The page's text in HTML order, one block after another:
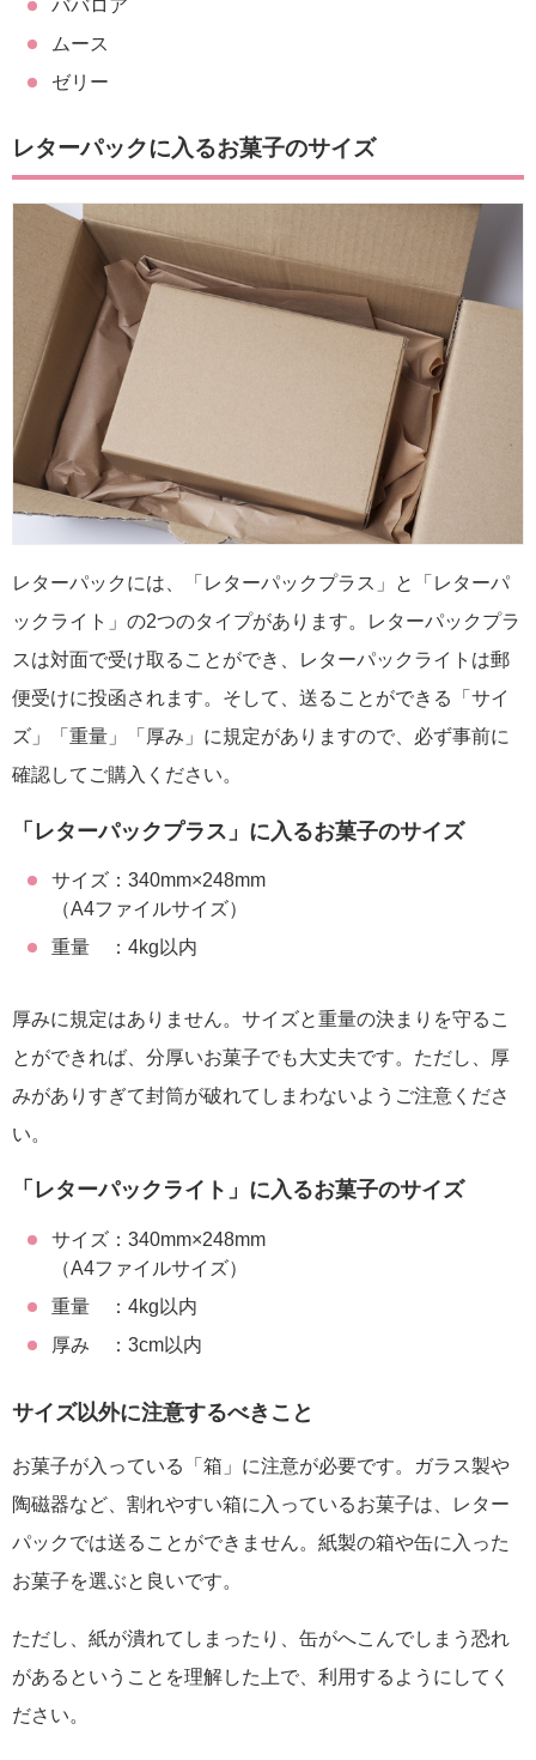
ババロア
ムース
ゼリー
レターパックに入るお菓子のサイズ
レターパックには、「レターパックプラス」と「レターパ
ックライト」の2つのタイプがあります。レターパックプラ
スは対面で受け取ることができ、レターパックライトは郵
便受けに投函されます。そして、送ることができる「サイ
ズ」「重量」「厚み」に規定がありますので、必ず事前に
確認してご購入ください。
「レターパックプラス」に入るお菓子のサイズ
サイズ：340mm×248mm
（A4ファイルサイズ）
重量 ：4kg以内
厚みに規定はありません。サイズと重量の決まりを守るこ
とができれば、分厚いお菓子でも大丈夫です。ただし、厚
みがありすぎて封筒が破れてしまわないようご注意くださ
い。
「レターパックライト」に入るお菓子のサイズ
サイズ：340mm×248mm
（A4ファイルサイズ）
重量 ：4kg以内
厚み ：3cm以内
サイズ以外に注意するべきこと
お菓子が入っている「箱」に注意が必要です。ガラス製や
陶磁器など、割れやすい箱に入っているお菓子は、レター
パックでは送ることができません。紙製の箱や缶に入った
お菓子を選ぶと良いです。
ただし、紙が潰れてしまったり、缶がへこんでしまう恐れ
があるということを理解した上で、利用するようにしてく
ださい。